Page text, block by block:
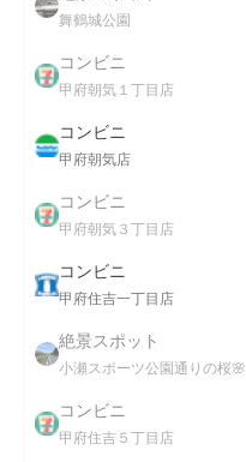
舞鶴城公園
コンビニ
甲府朝気１丁目店
コンビニ
甲府朝気店
コンビニ
甲府朝気３丁目店
コンビニ
甲府住吉一丁目店
絶景スポット
小瀬スポーツ公園通りの桜🌸
コンビニ
甲府住吉５丁目店